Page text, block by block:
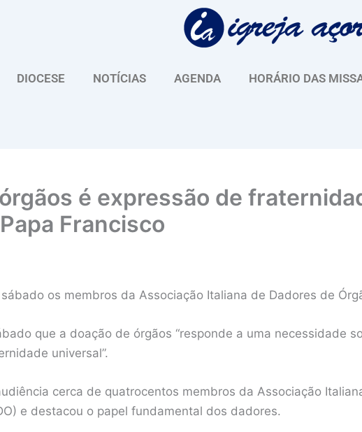
DIOCESE NOTÍCIAS AGENDA HORÁRIO DAS
é expressão de
Francisco
os membros da Associação Italiana de Dadores de
que a doação de órgãos “responde a uma necessidade
universal”.
cerca de quatrocentos membros da Associação
e destacou o papel fundamental dos dadores.